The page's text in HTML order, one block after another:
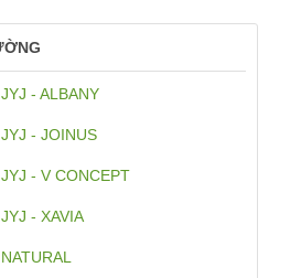
- ALBANY
- JOINUS
- V CONCEPT
- XAVIA